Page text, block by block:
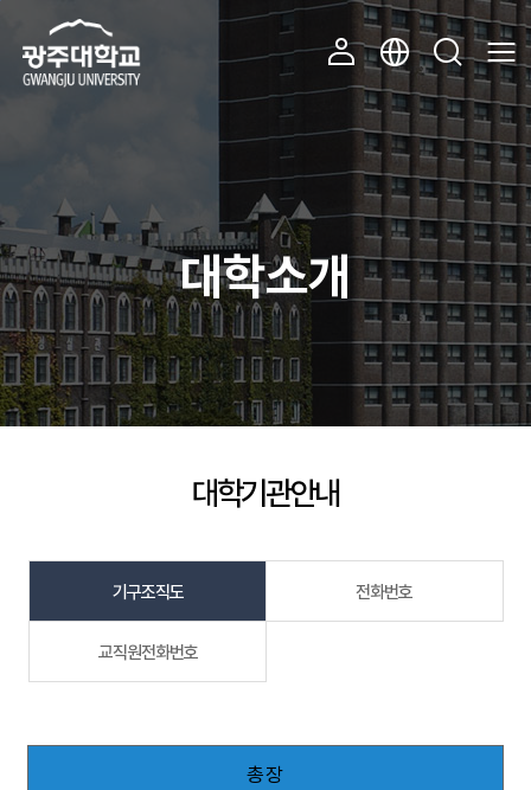
대학소개
대학기관안내
기구조직도 전화번호
교직원전화번호
총장